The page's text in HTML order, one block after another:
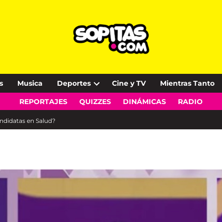
Musica Deportes
Open
dropdown
Cine y TV Mientras Tanto
REPORTAJES QUIZZES DINÁMICAS RADIO
en Salud?